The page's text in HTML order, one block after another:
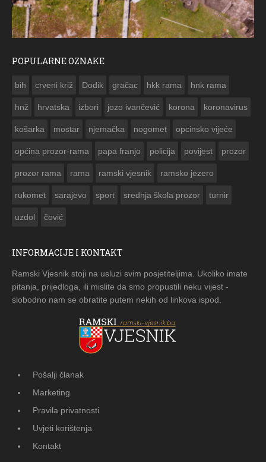
POPULARNE OZNAKE
bih crveni križ Dodik gračac hkk rama hnk rama
hnž hrvatska izbori jozo ivančević korona koronavirus
košarka mostar njemačka nogomet opcinsko vijeće
općina prozor-rama papa franjo policija povijest prozor
prozor rama rama ramski vjesnik ramsko jezero
rukomet sarajevo sport srednja škola prozor turnir
uzdol čović
INFORMACIJE I KONTAKT
Ramski Vjesnik stoji na usluzi svim posjetiteljima. Ukoliko imate
pitanja, prijedloga, ili mislite da smo propustili neku vijest -
slobodno nam se obratite putem nekih od linkova ispod.
Pošalji članak
Marketing
Pravila privatnosti
Uvjeti korištenja
Kontakt